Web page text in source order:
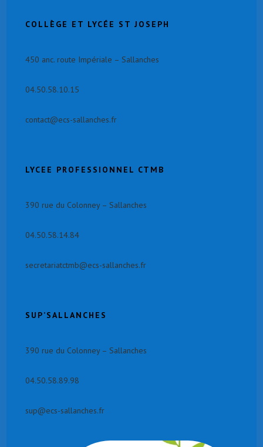
COLLÈGE ET LYCÉE ST JOSEPH
450 anc. route Impériale – Sallanches
04.50.58.10.15
contact@ecs-sallanches.fr
LYCEE PROFESSIONNEL CTMB
390 rue du Colonney – Sallanches
04.50.58.14.84
secretariatctmb@ecs-sallanches.fr
SUP’SALLANCHES
390 rue du Colonney – Sallanches
04.50.58.89.98
sup@ecs-sallanches.fr